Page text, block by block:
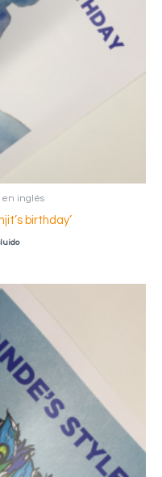
en inglés
birthday’